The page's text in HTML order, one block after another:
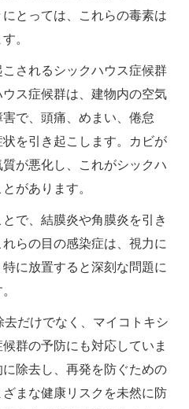
とっては、これらの毒素は
。
されるシックハウス症候群
ス症候群は、建物内の空気
で、頭痛、めまい、倦怠
を引き起こします。カビが
が悪化し、これがシックハ
があります。
で、結膜炎や角膜炎を引き
らの目の感染症は、視力に
に放置すると深刻な問題に
だけでなく、マイコトキシ
群の予防にも対応していま
除去し、再発を防ぐための
まな健康リスクを未然に防